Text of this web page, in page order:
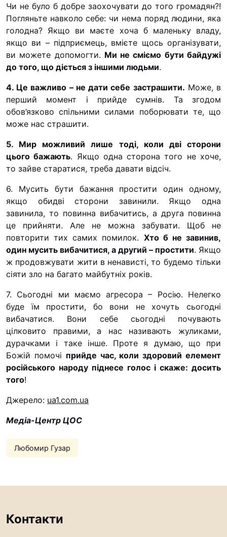
Чи не було б добре заохочувати до того громадян?!
Погляньте навколо себе: чи нема поряд людини, яка
голодна? Якщо ви маєте хоча б маленьку владу,
якщо ви – підприємець, вмієте щось організувати,
ви можете допомогти. Ми не сміємо бути байдужі
до того, що діється з іншими людьми.
4. Це важливо – не дати себе застрашити. Може, в
перший момент і прийде сумнів. Та згодом
обов’язково спільними силами поборювати те, що
може нас страшити.
5. Мир можливий лише тоді, коли дві сторони
цього бажають. Якщо одна сторона того не хоче,
то зайве старатися, треба давати відсіч.
6. Мусить бути бажання простити один одному,
якщо обидві сторони завинили. Якщо одна
завинила, то повинна вибачитись, а друга повинна
це прийняти. Але не можна забувати. Щоб не
повторити тих самих помилок. Хто б не завинив,
один мусить вибачитися, а другий – простити. Якщо
ж продовжувати жити в ненависті, то будемо тільки
сіяти зло на багато майбутніх років.
7. Сьогодні ми маємо агресора – Росію. Нелегко
буде їм простити, бо вони не хочуть сьогодні
вибачатися. Вони себе сьогодні почувають
цілковито правими, а нас називають жуликами,
дурачками і таке інше. Проте я думаю, що при
Божій помочі прийде час, коли здоровий елемент
російського народу піднесе голос і скаже: досить
того!
Джерело: ua1.com.ua
Медіа-Центр ЦОС
Любомир Гузар
Контакти